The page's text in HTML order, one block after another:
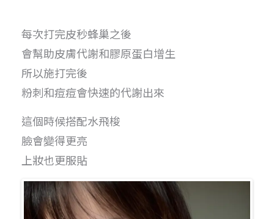
每次打完皮秒蜂巢之後
會幫助皮膚代謝和膠原蛋白增生
所以施打完後
粉刺和痘痘會快速的代謝出來
這個時候搭配水飛梭
臉會變得更亮
上妝也更服貼